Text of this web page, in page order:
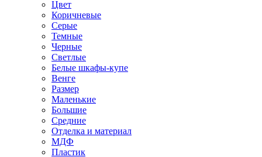
Цвет
Коричневые
Серые
Темные
Черные
Светлые
Белые шкафы-купе
Венге
Размер
Маленькие
Большие
Средние
Отделка и материал
МДФ
Пластик